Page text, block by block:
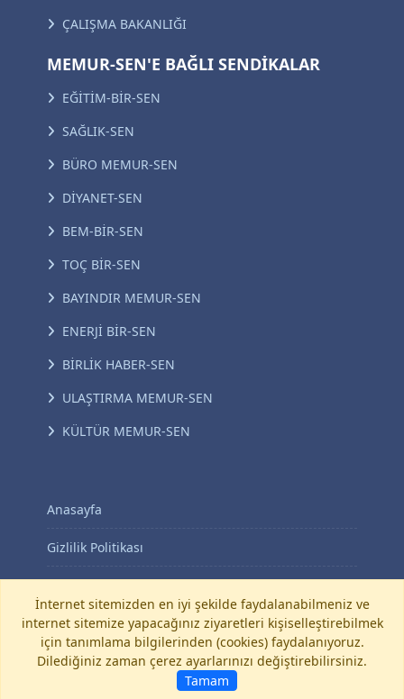
ÇALIŞMA BAKANLIĞI
MEMUR-SEN'E BAĞLI SENDİKALAR
EĞİTİM-BİR-SEN
SAĞLIK-SEN
BÜRO MEMUR-SEN
DİYANET-SEN
BEM-BİR-SEN
TOÇ BİR-SEN
BAYINDIR MEMUR-SEN
ENERJİ BİR-SEN
BİRLİK HABER-SEN
ULAŞTIRMA MEMUR-SEN
KÜLTÜR MEMUR-SEN
Anasayfa
Gizlilik Politikası
KVKK Aydınlatma Metni
İletişim
Diyanet-Sen
İnternet sitemizden en iyi şekilde faydalanabilmeniz ve
internet sitemize yapacağınız ziyaretleri kişiselleştirebilmek
için tanımlama bilgilerinden (cookies) faydalanıyoruz.
Dilediğiniz zaman çerez ayarlarınızı değiştirebilirsiniz.
Tamam